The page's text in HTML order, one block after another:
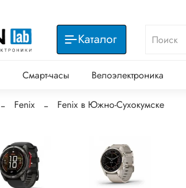
Каталог
Смарт-часы Велоэлектроника
Fenix Fenix в Южно-Сухокумске